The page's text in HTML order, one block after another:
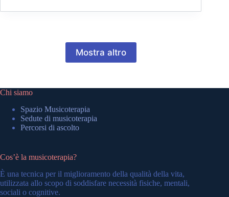
Mostra altro
Chi siamo
Spazio Musicoterapia
Sedute di musicoterapia
Percorsi di ascolto
Cos’è la musicoterapia?
È una tecnica per il miglioramento della qualità della vita,
utilizzata allo scopo di soddisfare necessità fisiche, mentali,
sociali o cognitive.